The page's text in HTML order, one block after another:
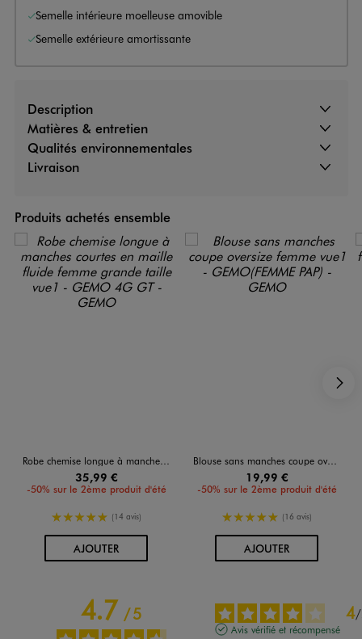
Semelle intérieure moelleuse amovible
Semelle extérieure amortissante
Description
Matières & entretien
Qualités environnementales
Livraison
Produits achetés ensemble
Robe chemise longue à manches courtes en maille fluide femme grande taille
35,99 €
-50% sur le 2ème produit d'été
5/5 de moyenne
(14 avis)
AJOUTERAU PANIER
Blouse sans manches coupe oversize femme
19,99 €
-50% sur le 2ème produit d'été
5/5 de moyenne
(16 avis)
AJOUTERAU PANIER
4.7/5 4/
Avis vérifié et récompensé